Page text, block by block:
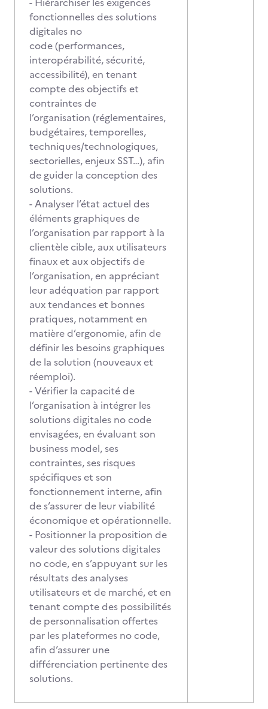
fonctionnelles des solutions
digitales no
code (performances,
interopérabilité, sécurité,
accessibilité), en tenant
compte des objectifs et
contraintes de
l’organisation (réglementaires,
budgétaires, temporelles,
techniques/technologiques,
sectorielles, enjeux SST…), afin
de guider la conception des
solutions.
- Analyser l’état actuel des
éléments graphiques de
l’organisation par rapport à la
clientèle cible, aux utilisateurs
finaux et aux objectifs de
l’organisation, en appréciant
leur adéquation par rapport
aux tendances et bonnes
pratiques, notamment en
matière d’ergonomie, afin de
définir les besoins graphiques
de la solution (nouveaux et
réemploi).
- Vérifier la capacité de
l’organisation à intégrer les
solutions digitales no code
envisagées, en évaluant son
business model, ses
contraintes, ses risques
spécifiques et son
fonctionnement interne, afin
de s’assurer de leur viabilité
économique et opérationnelle.
- Positionner la proposition de
valeur des solutions digitales
no code, en s’appuyant sur les
résultats des analyses
utilisateurs et de marché, et en
tenant compte des possibilités
de personnalisation offertes
par les plateformes no code,
afin d’assurer une
différenciation pertinente des
solutions.